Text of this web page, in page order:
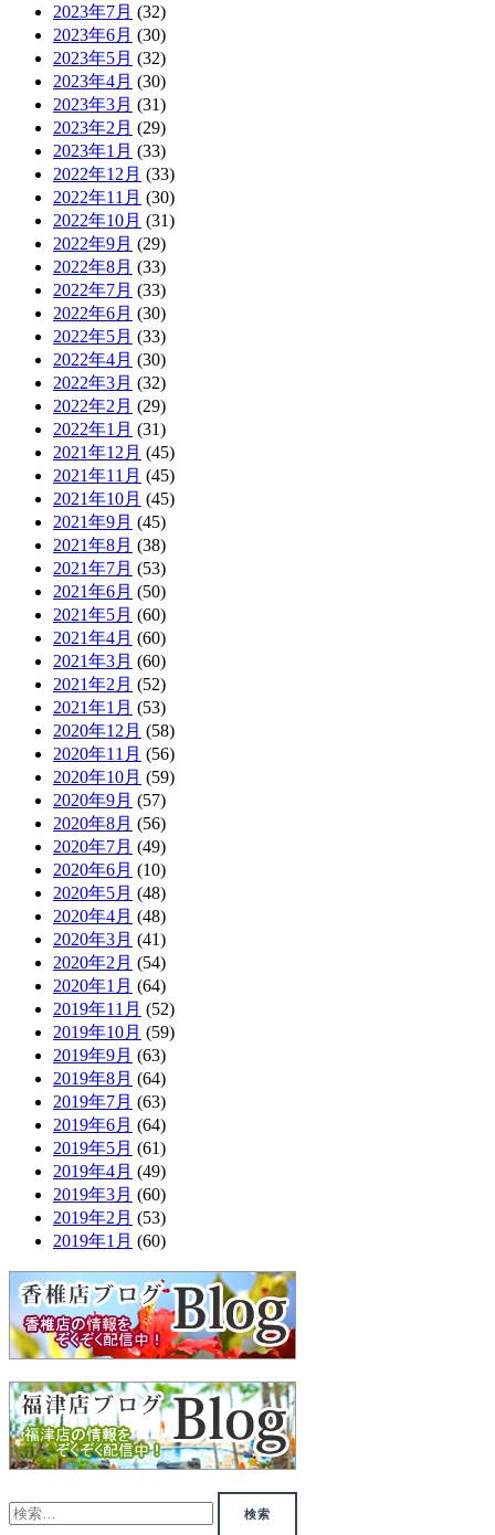
2023年7月 (32)
2023年6月 (30)
2023年5月 (32)
2023年4月 (30)
2023年3月 (31)
2023年2月 (29)
2023年1月 (33)
2022年12月 (33)
2022年11月 (30)
2022年10月 (31)
2022年9月 (29)
2022年8月 (33)
2022年7月 (33)
2022年6月 (30)
2022年5月 (33)
2022年4月 (30)
2022年3月 (32)
2022年2月 (29)
2022年1月 (31)
2021年12月 (45)
2021年11月 (45)
2021年10月 (45)
2021年9月 (45)
2021年8月 (38)
2021年7月 (53)
2021年6月 (50)
2021年5月 (60)
2021年4月 (60)
2021年3月 (60)
2021年2月 (52)
2021年1月 (53)
2020年12月 (58)
2020年11月 (56)
2020年10月 (59)
2020年9月 (57)
2020年8月 (56)
2020年7月 (49)
2020年6月 (10)
2020年5月 (48)
2020年4月 (48)
2020年3月 (41)
2020年2月 (54)
2020年1月 (64)
2019年11月 (52)
2019年10月 (59)
2019年9月 (63)
2019年8月 (64)
2019年7月 (63)
2019年6月 (64)
2019年5月 (61)
2019年4月 (49)
2019年3月 (60)
2019年2月 (53)
2019年1月 (60)
検
索: